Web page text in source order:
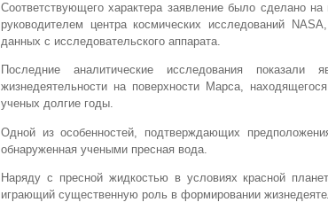
Соответствующего характера заявление было сделано
руководителем центра космических исследований
данных с исследовательского аппарата.
Последние аналитические исследования показали
жизнедеятельности на поверхности Марса,
ученых долгие годы.
Одной из особенностей, подтверждающих
обнаруженная учеными пресная вода.
Наряду с пресной жидкостью в условиях красной
играющий существенную роль в формировании